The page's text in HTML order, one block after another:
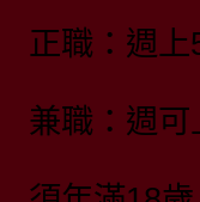
正職：週
兼職：週